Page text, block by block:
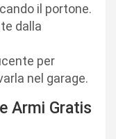
il portone.
dalla
per
nel garage.
Armi Gratis